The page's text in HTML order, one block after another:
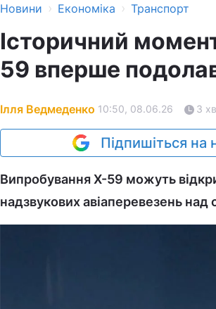
Новини › Економіка › Транспорт
Історичний
59 вперше
Ілля Ведмеденко 10:50, 08.06.26 3
Підпишіться на
Випробування X-59 можуть
надзвукових авіаперевезень над